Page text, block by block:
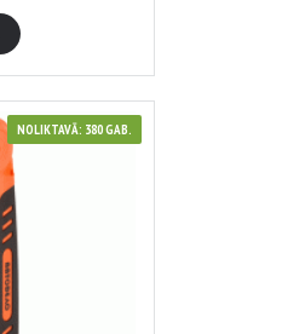
NOLIKTAVĀ: 380 GAB.